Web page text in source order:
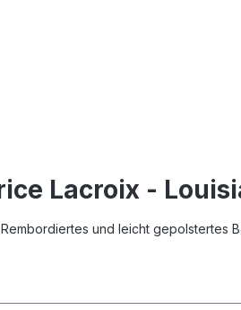
Lacroix -
und leicht gepolstertes